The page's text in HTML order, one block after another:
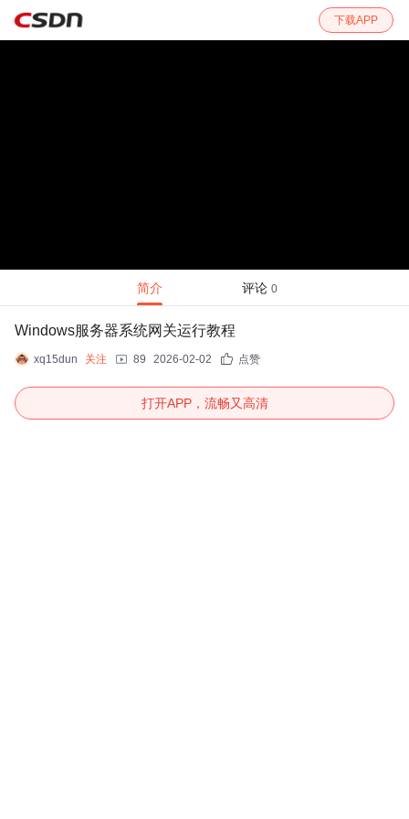
下载APP
简介 评论 0
Windows服务器系统网关运行教程
xq15dun 关注 89 2026-02-02 点赞
打开APP，流畅又高清